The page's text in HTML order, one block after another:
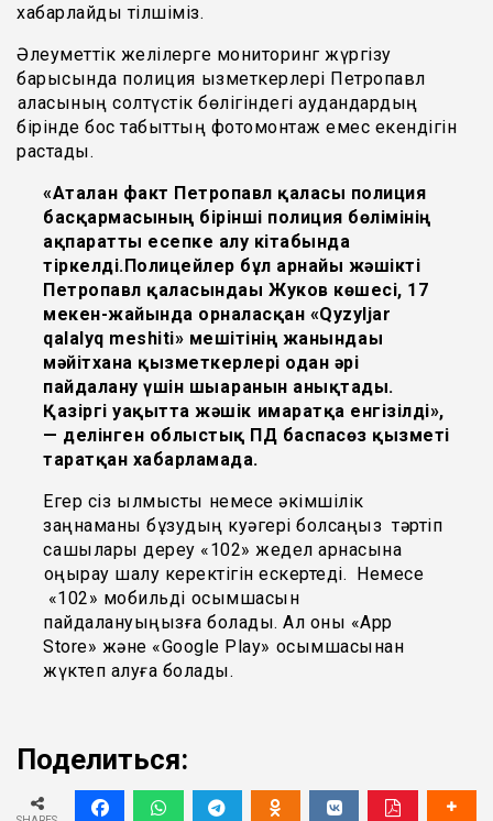
хабарлайды тілшіміз.
Әлеуметтік желілерге мониторинг жүргізу
барысында полиция қызметкерлері Петропавл
қаласының солтүстік бөлігіндегі аудандардың
бірінде бос табыттың фотомонтаж емес екендігін
растады.
«Аталған факт Петропавл қаласы полиция
басқармасының бірінші полиция бөлімінің
ақпаратты есепке алу кітабында
тіркелді.Полицейлер бұл арнайы жәшікті
Петропавл қаласындағы Жуков көшесі, 17
мекен-жайында орналасқан «Qyzyljar
qalalyq meshiti» мешітінің жанындағы
мәйітхана қызметкерлері одан әрі
пайдалану үшін шығарғанын анықтады.
Қазіргі уақытта жәшік ғимаратқа енгізілді»,
— делінген облыстық ПД баспасөз қызметі
таратқан хабарламада.
Егер сіз қылмыстық немесе әкімшілік
заңнаманы бұзудың куәгері болсаңыз тәртіп
сақшылары дереу «102» жедел арнасына
қоңырау шалу керектігін ескертеді. Немесе
«102» мобильді қосымшасын
пайдалануыңызға болады. Ал оны «App
Store» және «Google Play» қосымшасынан
жүктеп алуға болады.
Поделиться: